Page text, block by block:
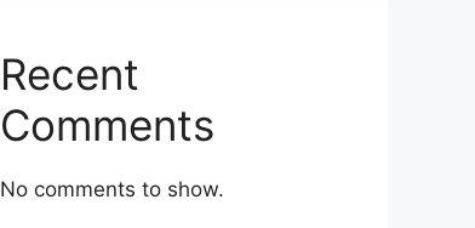
Recent
Comments
No comments to show.